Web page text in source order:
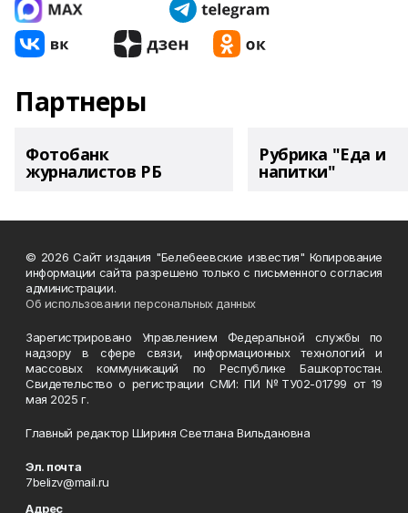
Партнеры
Фотобанк
журналистов РБ
Рубрика "Еда и
напитки"
© 2026 Сайт издания "Белебеевские известия" Копирование
информации сайта разрешено только с письменного согласия
администрации.
Об использовании персональных данных
Зарегистрировано Управлением Федеральной службы по
надзору в сфере связи, информационных технологий и
массовых коммуникаций по Республике Башкортостан.
Свидетельство о регистрации СМИ: ПИ №ТУ02-01799 от 19
мая 2025 г.
Главный редактор Шириня Светлана Вильдановна
Эл. почта
7belizv@mail.ru
Адрес